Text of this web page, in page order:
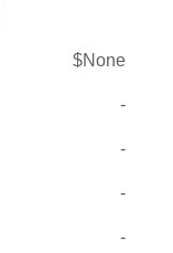
$None
-
-
-
-